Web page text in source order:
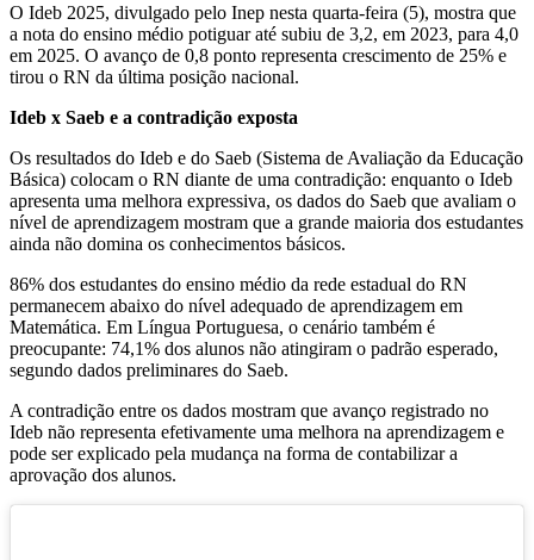
O Ideb 2025, divulgado pelo Inep nesta quarta-feira (5), mostra que
a nota do ensino médio potiguar até subiu de 3,2, em 2023, para 4,0
em 2025. O avanço de 0,8 ponto representa crescimento de 25% e
tirou o RN da última posição nacional.
Ideb x Saeb e a contradição exposta
Os resultados do Ideb e do Saeb (Sistema de Avaliação da Educação
Básica) colocam o RN diante de uma contradição: enquanto o Ideb
apresenta uma melhora expressiva, os dados do Saeb que avaliam o
nível de aprendizagem mostram que a grande maioria dos estudantes
ainda não domina os conhecimentos básicos.
86% dos estudantes do ensino médio da rede estadual do RN
permanecem abaixo do nível adequado de aprendizagem em
Matemática. Em Língua Portuguesa, o cenário também é
preocupante: 74,1% dos alunos não atingiram o padrão esperado,
segundo dados preliminares do Saeb.
A contradição entre os dados mostram que avanço registrado no
Ideb não representa efetivamente uma melhora na aprendizagem e
pode ser explicado pela mudança na forma de contabilizar a
aprovação dos alunos.